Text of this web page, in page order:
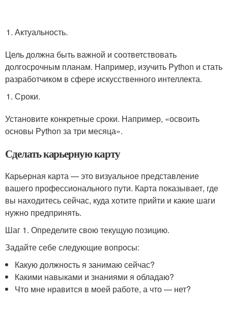
Актуальность.
Цель должна быть важной и соответствовать
долгосрочным планам. Например, изучить Python и стать
разработчиком в сфере искусственного интеллекта.
Сроки.
Установите конкретные сроки. Например, «освоить
основы Python за три месяца».
Сделать карьерную карту
Карьерная карта — это визуальное представление
вашего профессионального пути. Карта показывает, где
вы находитесь сейчас, куда хотите прийти и какие шаги
нужно предпринять.
Шаг 1. Определите свою текущую позицию.
Задайте себе следующие вопросы:
Какую должность я занимаю сейчас?
Какими навыками и знаниями я обладаю?
Что мне нравится в моей работе, а что — нет?